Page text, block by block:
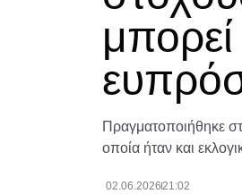
Πραγματοποιήθηκε
οποία ήταν και
02.06.202621:02